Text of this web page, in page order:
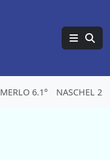
MERLO 6.1° NASCHEL